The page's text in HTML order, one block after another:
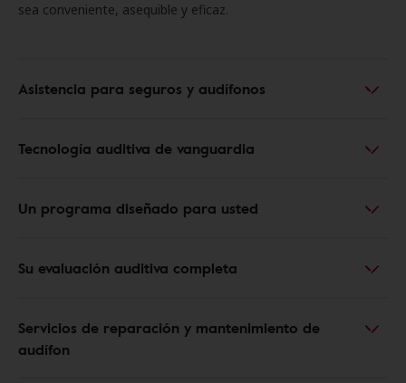
sea conveniente, asequible y eficaz.
Asistencia para seguros y audífonos
Tecnología auditiva de vanguardia
Un programa diseñado para usted
Su evaluación auditiva completa
Servicios de reparación y mantenimiento de
audífon